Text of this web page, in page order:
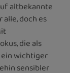
altbekannte
doch es
die als
wichtiger
sensibler